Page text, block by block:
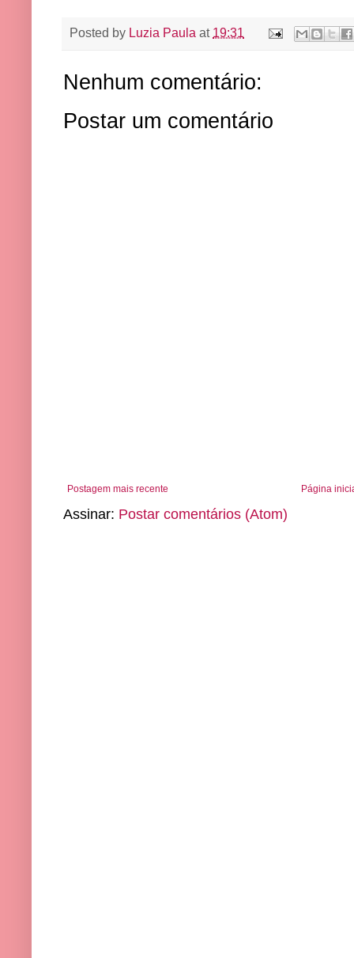
Posted by Luzia Paula at 19:31
Nenhum comentário:
Postar um comentário
Postagem mais recente Página
Assinar: Postar comentários (Atom)